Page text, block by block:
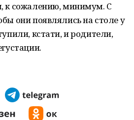
к сожалению, минимум. С
они появлялись на столе у
кстати, и родители,